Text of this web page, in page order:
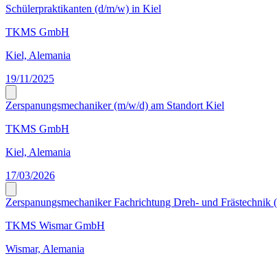
Schülerpraktikanten (d/m/w) in Kiel
TKMS GmbH
Kiel, Alemania
19/11/2025
Zerspanungsmechaniker (m/w/d) am Standort Kiel
TKMS GmbH
Kiel, Alemania
17/03/2026
Zerspanungsmechaniker Fachrichtung Dreh- und Frästechnik
TKMS Wismar GmbH
Wismar, Alemania